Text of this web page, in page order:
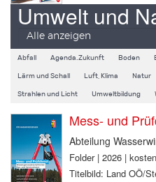
Umwelt und
Alle anzeigen
Abfall Agenda.Zukunft Boden
Lärm und Schall Luft, Klima Natur
Strahlen und Licht Umweltbildung
Mess- und
Abteilung
Folder | 2026 |
Titelbild: Land OÖ/